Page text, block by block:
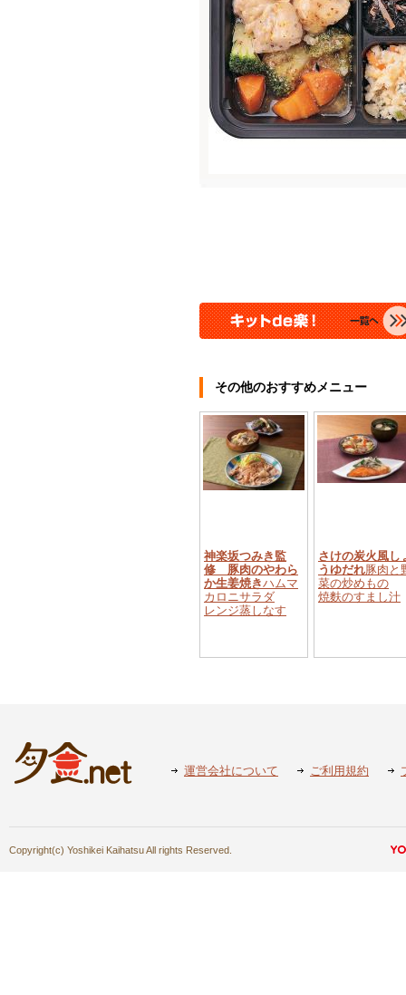
その他のおすすめメニュー
神楽坂つみき監
修 豚肉のやわら
か生姜焼きハムマ
カロニサラダ
レンジ蒸しなす
さけの炭火風し
うゆだれ豚肉と
菜の炒めもの
焼麩のすまし汁
運営会社について ご利用規約
Copyright(c) Yoshikei Kaihatsu All rights Reserved.